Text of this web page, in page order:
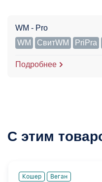
WM - Pro
WM
СвитWM PriPra
Подробнее
С этим
Кошер Веган